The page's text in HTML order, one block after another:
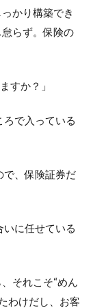
かり構築でき
らず。保険の
すか？」
で入っている
で、保険証券だ
に任せている
それこそ“めん
わけだし、お客